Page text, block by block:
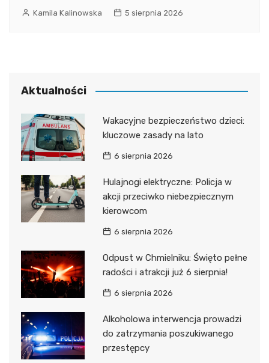
Kamila Kalinowska 5 sierpnia 2026
Aktualności
Wakacyjne bezpieczeństwo dzieci:
kluczowe zasady na lato
6 sierpnia 2026
Hulajnogi elektryczne: Policja w
akcji przeciwko niebezpiecznym
kierowcom
6 sierpnia 2026
Odpust w Chmielniku: Święto pełne
radości i atrakcji już 6 sierpnia!
6 sierpnia 2026
Alkoholowa interwencja prowadzi
do zatrzymania poszukiwanego
przestępcy